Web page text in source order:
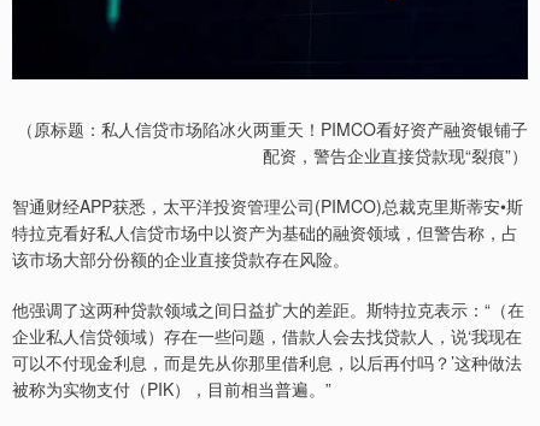
（原标题：私人信贷市场陷冰火两重天！PIMCO看好资产融资银铺子
配资，警告企业直接贷款现“裂痕”）
智通财经APP获悉，太平洋投资管理公司(PIMCO)总裁克里斯蒂安•斯
特拉克看好私人信贷市场中以资产为基础的融资领域，但警告称，占
该市场大部分份额的企业直接贷款存在风险。
他强调了这两种贷款领域之间日益扩大的差距。斯特拉克表示：“（在
企业私人信贷领域）存在一些问题，借款人会去找贷款人，说‘我现在
可以不付现金利息，而是先从你那里借利息，以后再付吗？’这种做法
被称为实物支付（PIK），目前相当普遍。”